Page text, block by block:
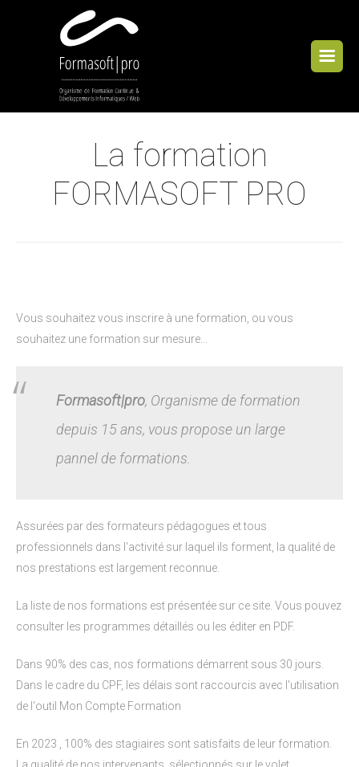
La formation
FORMASOFT PRO
Vous souhaitez vous inscrire à une formation, ou vous
souhaitez une formation sur mesure...
Formasoft|pro, Organisme de formation
depuis 15 ans, vous propose un large
pannel de formations.
Assurées par des formateurs pédagogues et tous
professionnels dans l'activité sur laquel ils forment, la qualité de
nos prestations est largement reconnue.
La liste de nos formations est présentée sur ce site . Vous pouvez
consulter les programmes détaillés ou les éditer en PDF.
Dans 90% des cas, nos formations démarrent sous 30 jours.
Dans le cadre du CPF, les délais sont raccourcis avec l'utilisation
de l'outil Mon Compte Formation
En 2023
, 100% des stagiaires sont satisfaits de leur formation.
La qualité de nos intervenants, sélectionnés sur le volet,
Cookies management panel